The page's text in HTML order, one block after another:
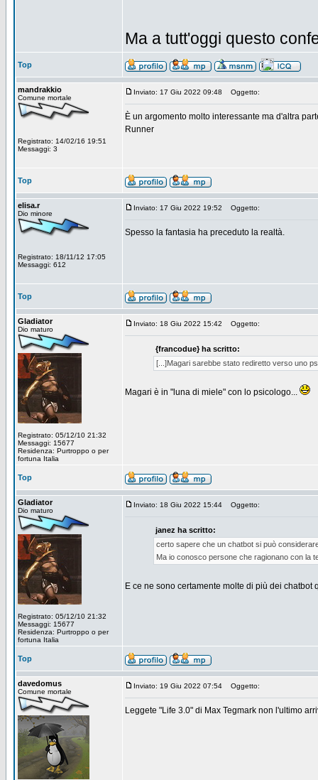
Ma a tutt'oggi questo
Top
mandrakkio
Comune mortale
Registrato: 14/02/16 19:51
Messaggi: 3
Inviato: 17 Giu 2022 09:48 Oggetto:
È un argomento molto interessante ma d'altra
Runner
Top
elisa.r
Dio minore
Registrato: 18/11/12 17:05
Messaggi: 612
Inviato: 17 Giu 2022 19:52 Oggetto:
Spesso la fantasia ha preceduto la realtà.
Top
Gladiator
Dio maturo
Registrato: 05/12/10 21:32
Messaggi: 15677
Residenza: Purtroppo o per
fortuna Italia
Inviato: 18 Giu 2022 15:42 Oggetto:
{francodue} ha scritto:
[...]Magari sarebbe stato rediretto verso uno
Magari è in "luna di miele" con lo psicologo...
Top
Gladiator
Dio maturo
Registrato: 05/12/10 21:32
Messaggi: 15677
Residenza: Purtroppo o per
fortuna Italia
Inviato: 18 Giu 2022 15:44 Oggetto:
janez ha scritto:
certo sapere che un chatbot si può
Ma io conosco persone che ragionano con la
E ce ne sono certamente molte di più dei chatbot
Top
davedomus
Comune mortale
Inviato: 19 Giu 2022 07:54 Oggetto:
Leggete "Life 3.0" di Max Tegmark non l'ultimo